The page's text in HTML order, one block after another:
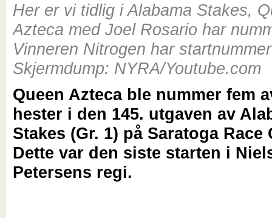
Her er vi tidlig i Alabama Stakes,
Azteca med Joel Rosario har
Vinneren Nitrogen har
Skjermdump: NYRA/Youtube.com
Queen Azteca ble nummer fem
hester i den 145. utgaven av
Stakes (Gr. 1) på Saratoga Race
Dette var den siste starten i
Petersens regi.